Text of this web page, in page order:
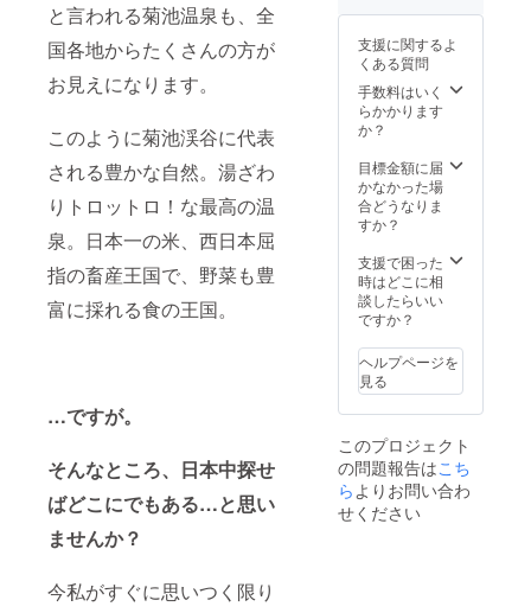
と言われる菊池温泉も、全
国各地からたくさんの方が
お見えになります。
このように菊池渓谷に代表
される豊かな自然。湯ざわ
りトロットロ！な最高の温
泉。日本一の米、西日本屈
指の畜産王国で、野菜も豊
富に採れる食の王国。
…ですが。
そんなところ、日本中探せ
ばどこにでもある…と思い
ませんか？
今私がすぐに思いつく限り
交通
泊費は
＜実費
＞にて
お願い
してお
す。 ◎
この金
額で描
くこと
るサイ
ズは
「110c
m×110
でとな
りま
す。そ
れ以上
ズをご
希望の
場合に
は、要
相談と
支援に関するよ
くある質問
手数料はいく
らかかります
か？
目標金額に届
かなかった場
合どうなりま
すか？
支援で困った
時はどこに相
談したらいい
ですか？
ヘルプページを
見る
このプロジェクト
の問題報告はこち
ら よりお問い合わ
せください